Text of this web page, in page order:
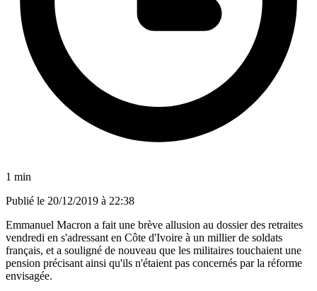
1 min
Publié le 20/12/2019 à 22:38
Emmanuel Macron a fait une brève allusion au dossier des retraites
vendredi en s'adressant en Côte d'Ivoire à un millier de soldats
français, et a souligné de nouveau que les militaires touchaient une
pension précisant ainsi qu'ils n'étaient pas concernés par la réforme
envisagée.